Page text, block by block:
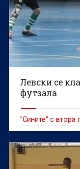
Левски се
футзала
"Сините" с